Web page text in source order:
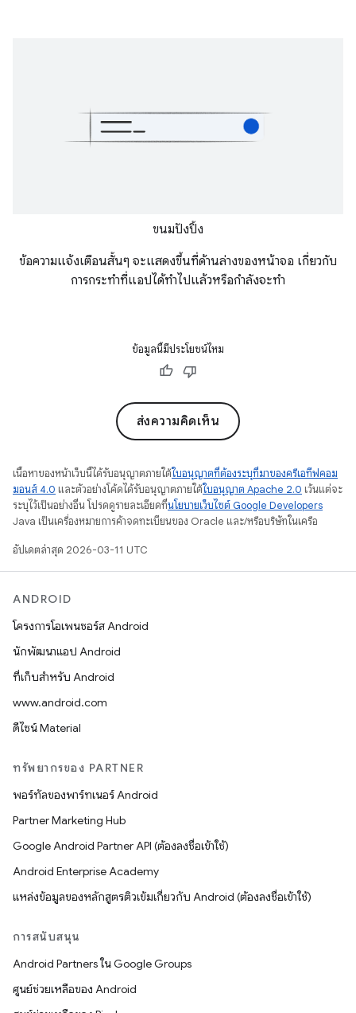
ขนมปังปิ้ง
ข้อความแจ้งเตือนสั้นๆ จะแสดงขึ้นที่ด้านล่างของหน้าจอ เกี่ยวกับ
การกระทำที่แอปได้ทำไปแล้วหรือกำลังจะทำ
ข้อมูลนี้มีประโยชน์ไหม
ส่งความคิดเห็น
เนื้อหาของหน้าเว็บนี้ได้รับอนุญาตภายใต้ใบอนุญาตที่ต้องระบุที่มาของครีเอทีฟคอม
มอนส์ 4.0 และตัวอย่างโค้ดได้รับอนุญาตภายใต้ใบอนุญาต Apache 2.0 เว้นแต่จะ
ระบุไว้เป็นอย่างอื่น โปรดดูรายละเอียดที่นโยบายเว็บไซต์ Google Developers
Java เป็นเครื่องหมายการค้าจดทะเบียนของ Oracle และ/หรือบริษัทในเครือ
อัปเดตล่าสุด 2026-03-11 UTC
ANDROID
โครงการโอเพนซอร์ส Android
นักพัฒนาแอป Android
ที่เก็บสำหรับ Android
www.android.com
ดีไซน์ Material
ทรัพยากรของ PARTNER
พอร์ทัลของพาร์ทเนอร์ Android
Partner Marketing Hub
Google Android Partner API (ต้องลงชื่อเข้าใช้)
Android Enterprise Academy
แหล่งข้อมูลของหลักสูตรติวเข้มเกี่ยวกับ Android (ต้องลงชื่อเข้าใช้)
การสนับสนุน
Android Partners ใน Google Groups
ศูนย์ช่วยเหลือของ Android